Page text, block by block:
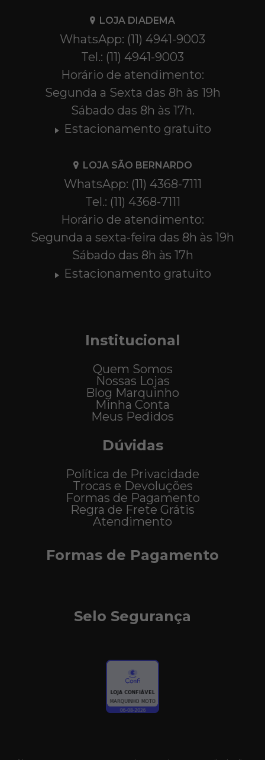
LOJA DIADEMA
WhatsApp: (11) 4941-9003
Tel.: (11) 4941-9003
Horário de atendimento:
Segunda a Sexta das 8h às 19h
Sábado das 8h às 17h.
Estacionamento gratuito
LOJA SÃO BERNARDO
WhatsApp: (11) 4368-7111
Tel.: (11) 4368-7111
Horário de atendimento:
Segunda a sexta-feira das 8h às 19h
Sábado das 8h às 17h
Estacionamento gratuito
Institucional
Quem Somos
Nossas Lojas
Blog Marquinho
Minha Conta
Meus Pedidos
Dúvidas
Política de Privacidade
Trocas e Devoluções
Formas de Pagamento
Regra de Frete Grátis
Atendimento
Formas de Pagamento
Selo Segurança